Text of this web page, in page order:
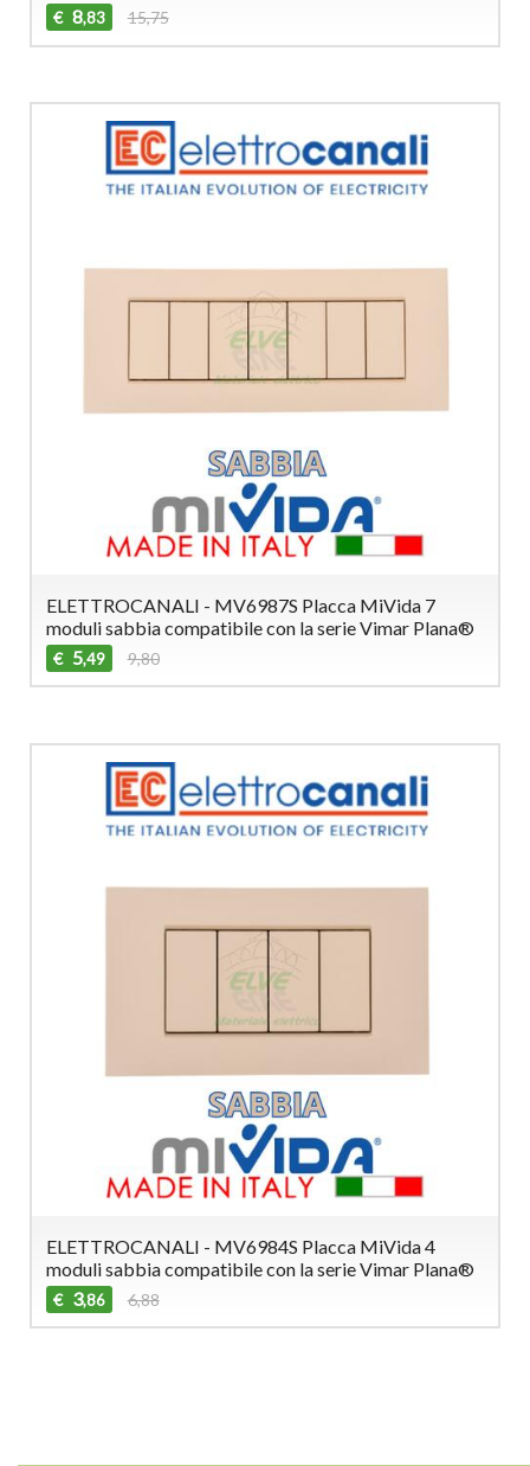
€ 8,83 15,75
ELETTROCANALI - MV6987S Placca MiVida 7
moduli sabbia compatibile con la serie Vimar Plana®
€ 5,49 9,80
ELETTROCANALI - MV6984S Placca MiVida 4
moduli sabbia compatibile con la serie Vimar Plana®
€ 3,86 6,88